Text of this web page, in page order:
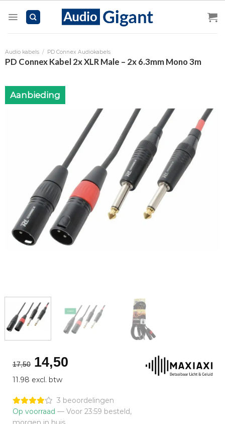
Audio kabels / PD Connex Audiokabels
PD Connex Kabel 2x XLR Male – 2x 6.3mm Mono 3m
Aanbieding
17,50 Oorspronkelijke
prijs
was:
€17,50.
14,50Huidige
€14,50.
11.98 excl. btw
3 beoordelingen
Op voorraad — Voor 23:59 besteld,